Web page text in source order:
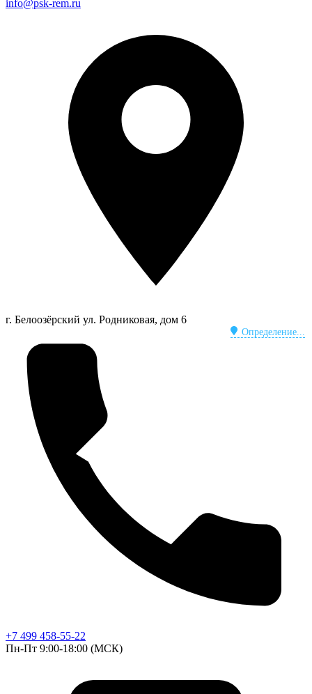
info@psk-rem.ru
г. Белоозёрский
Определение...
ул. Родниковая, дом 6
+7 499 458-55-22
Пн-Пт 9:00-18:00 (МСК)